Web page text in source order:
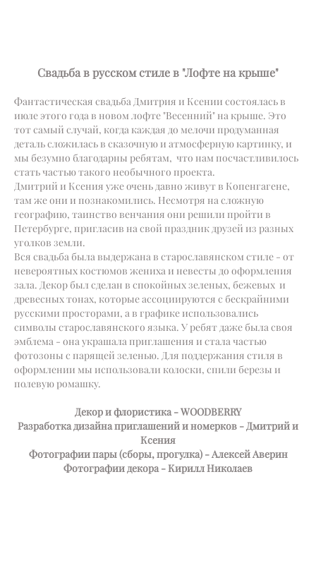
Свадьба в русском стиле в "Лофте на крыше"
Фантастическая свадьба Дмитрия и Ксении состоялась в
июле этого года в новом лофте "Весенний" на крыше. Это
тот самый случай, когда каждая до мелочи продуманная
деталь сложилась в сказочную и атмосферную картинку, и
мы безумно благодарны ребятам, что нам посчастливилось
стать частью такого необычного проекта.
Дмитрий и Ксения уже очень давно живут в Копенгагене,
там же они и познакомились. Несмотря на сложную
географию, таинство венчания они решили пройти в
Петербурге, пригласив на свой праздник друзей из разных
уголков земли.
Вся свадьба была выдержана в старославянском стиле - от
невероятных костюмов жениха и невесты до оформления
зала. Декор был сделан в спокойных зеленых, бежевых и
древесных тонах, которые ассоциируются с бескрайними
русскими просторами, а в графике использовались
символы старославянского языка. У ребят даже была своя
эмблема - она украшала приглашения и стала частью
фотозоны с парящей зеленью. Для поддержания стиля в
оформлении мы использовали колоски, спили березы и
полевую ромашку.
Декор и флористика - WOODBERRY
Разработка дизайна приглашений и номерков - Дмитрий и
Ксения
Фотографии пары (сборы, прогулка) - Алексей Аверин
Фотографии декора - Кирилл Николаев